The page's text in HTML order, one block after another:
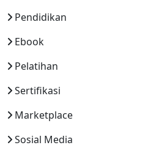
Pendidikan
Ebook
Pelatihan
Sertifikasi
Marketplace
Sosial Media